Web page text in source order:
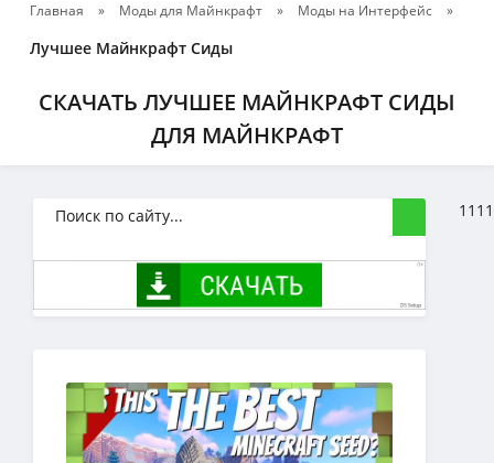
Главная » Моды для Майнкрафт » Моды на Интерфейс »
Лучшее Майнкрафт Сиды
СКАЧАТЬ ЛУЧШЕЕ МАЙНКРАФТ СИДЫ
ДЛЯ МАЙНКРАФТ
1111